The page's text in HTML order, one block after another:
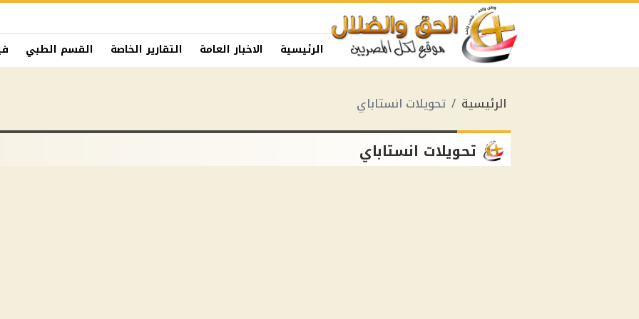
الرئيسية الاخبار العامة التقارير الخاصة القسم الطبي
الرئيسية تحويلات انستاباي
تحويلات انستاباي